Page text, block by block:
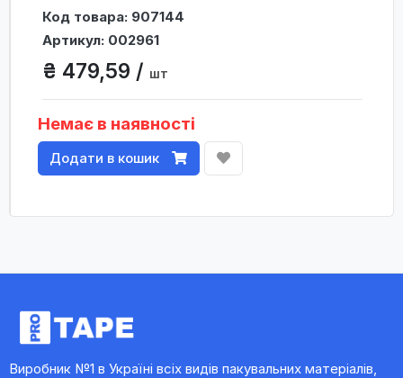
Код товара: 907144
Артикул: 002961
₴ 479,59 / шт
Немає в наявності
Додати в кошик
Виробник №1 в Україні всіх видів пакувальних матеріалів,